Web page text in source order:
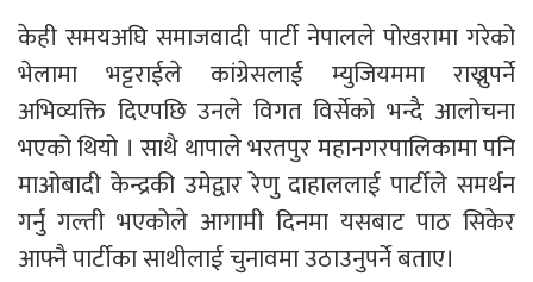
केही समयअघि समाजवादी पार्टी नेपालले पोखरामा गरेको
भेलामा भट्टराईले कांग्रेसलाई म्युजियममा राख्नुपर्ने
अभिव्यक्ति दिएपछि उनले विगत विर्सेको भन्दै आलोचना
भएको थियो । साथै थापाले भरतपुर महानगरपालिकामा पनि
माओबादी केन्द्रकी उमेद्वार रेणु दाहाललाई पार्टीले समर्थन
गर्नु गल्ती भएकोले आगामी दिनमा यसबाट पाठ सिकेर
आफ्नै पार्टीका साथीलाई चुनावमा उठाउनुपर्ने बताए।